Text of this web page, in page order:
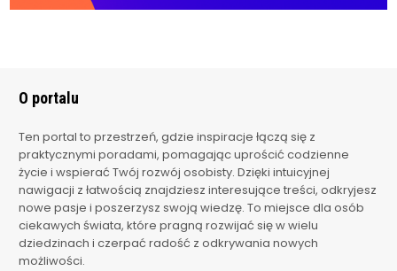
O portalu
Ten portal to przestrzeń, gdzie inspiracje łączą się z
praktycznymi poradami, pomagając uprościć codzienne
życie i wspierać Twój rozwój osobisty. Dzięki intuicyjnej
nawigacji z łatwością znajdziesz interesujące treści, odkryjesz
nowe pasje i poszerzysz swoją wiedzę. To miejsce dla osób
ciekawych świata, które pragną rozwijać się w wielu
dziedzinach i czerpać radość z odkrywania nowych
możliwości.